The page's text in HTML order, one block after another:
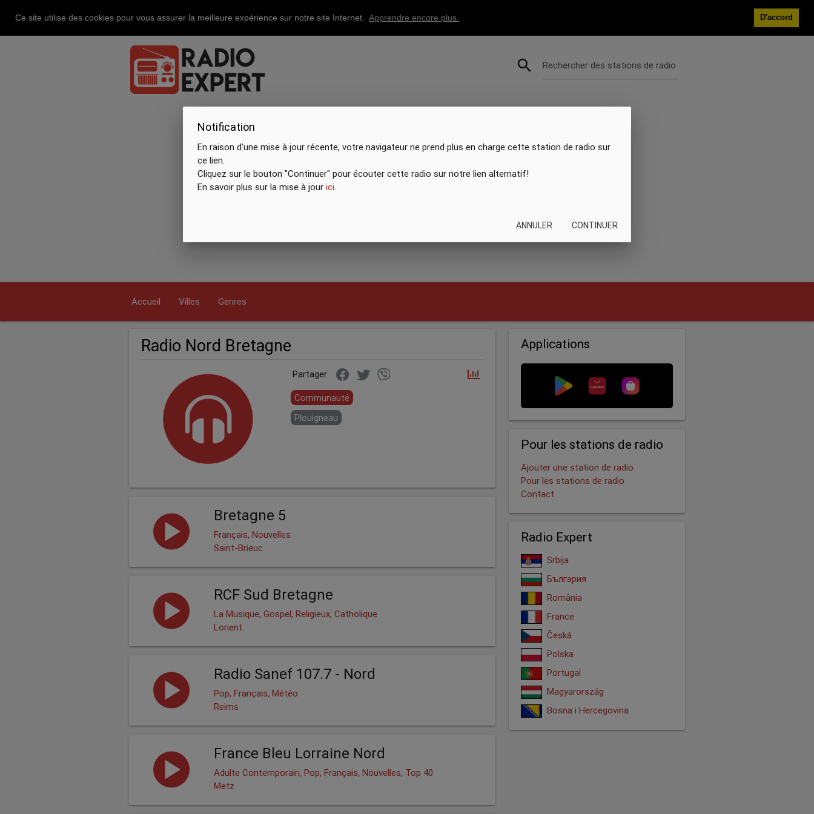
Ce site utilise des cookies pour vous assurer la meilleure expérience sur notre site Internet. Apprendre encore plus. D'accord
search Rechercher des stations de radio
Accueil Villes Genres
Radio Nord Bretagne
Partager:
Notification
En raison d'une mise à jour récente, votre navigateur ne prend plus en charge cette station de radio sur
ce lien.
Cliquez sur le bouton "Continuer" pour écouter cette radio sur notre lien alternatif!
En savoir plus sur la mise à jourici.
ANNULER CONTINUER
Communauté
Plouigneau
Bretagne 5
Français, Nouvelles
Saint-Brieuc
RCF Sud Bretagne
La Musique, Gospel, Religieux, Catholique
Lorient
Radio Sanef 107.7 - Nord
Pop, Français, Météo
Reims
France Bleu Lorraine Nord
Adulte Contemporain, Pop, Français, Nouvelles, Top 40
Metz
Applications
Pour les stations de radio
Ajouter une station de radio
Pour les stations de radio
Contact
Radio Expert
Srbija
България
România
France
Česká
Polska
Portugal
Magyarország
Bosna i Hercegovina